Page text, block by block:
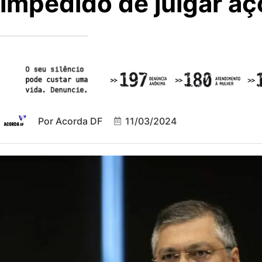
Por Acorda DF 11/03/2024